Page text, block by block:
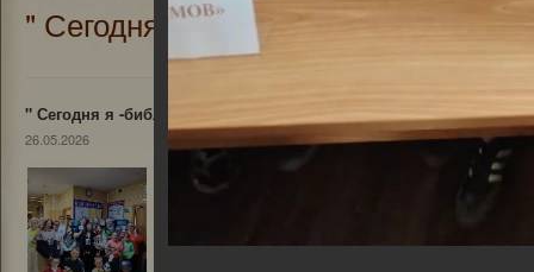
" Сегодня я -библиотекарь"
" Сегодня я -библиотекарь"
26.05.2026